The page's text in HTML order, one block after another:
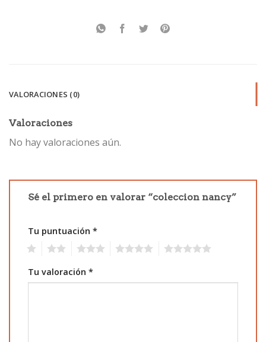
VALORACIONES (0)
Valoraciones
No hay valoraciones aún.
Sé el primero en valorar “coleccion nancy”
Tu puntuación *
Tu valoración *